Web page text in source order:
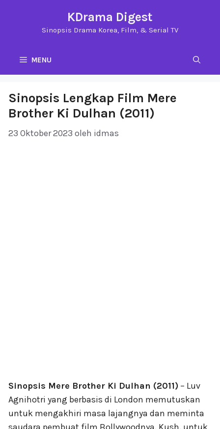
KDrama Digest
Sinopsis Drama Korea, Film, & Serial TV
MENU
Sinopsis Lengkap Film Mere
Brother Ki Dulhan (2011)
23 Oktober 2023 oleh idmas
Sinopsis Mere Brother Ki Dulhan (2011) – Luv
Agnihotri yang berbasis di London memutuskan
untuk mengakhiri masa lajangnya dan meminta